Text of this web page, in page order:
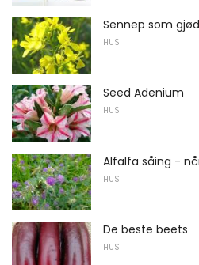
Sennep som
HUS
Seed Adenium
HUS
Alfalfa såing -
HUS
De beste beets
HUS